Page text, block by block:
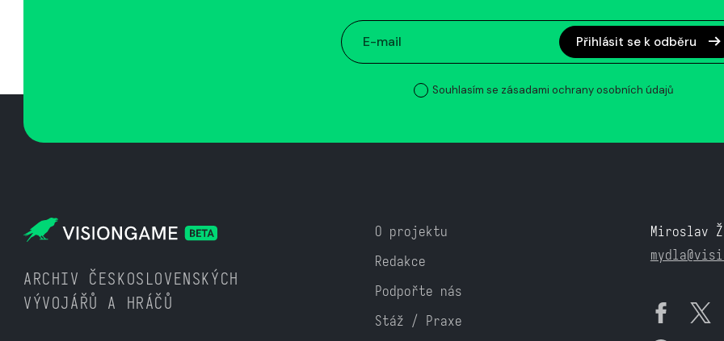
Přihlásit se k odběru
Souhlasím se zásadami ochrany osobních údajů
ARCHIV ČESKOSLOVENSKÝCH
VÝVOJÁŘŮ A HRÁČŮ
O projektu
Redakce
Podpořte nás
Stáž / Praxe
Miroslav